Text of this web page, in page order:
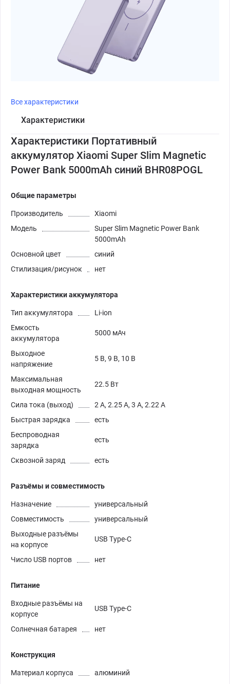
Все характеристики
Характеристики
Характеристики Портативный
аккумулятор Xiaomi Super Slim Magnetic
Power Bank 5000mAh синий BHR08POGL
Общие параметры
Производитель
Xiaomi
Модель
Super Slim Magnetic Power Bank
5000mAh
Основной цвет
синий
Стилизация/рисунок
нет
Характеристики аккумулятора
Тип аккумулятора
Li-ion
Емкость
аккумулятора
5000 мАч
Выходное
напряжение
5 В, 9 В, 10 В
Максимальная
выходная мощность
22.5 Вт
Сила тока (выход)
2 А, 2.25 А, 3 А, 2.22 А
Быстрая зарядка
есть
Беспроводная
зарядка
есть
Сквозной заряд есть
Разъёмы и совместимость
Назначение
универсальный
Совместимость
универсальный
Выходные разъёмы
на корпусе
USB Type-C
Число USB портов нет
Питание
Входные разъёмы на
корпусе
USB Type-C
Солнечная батарея нет
Конструкция
Материал корпуса алюминий